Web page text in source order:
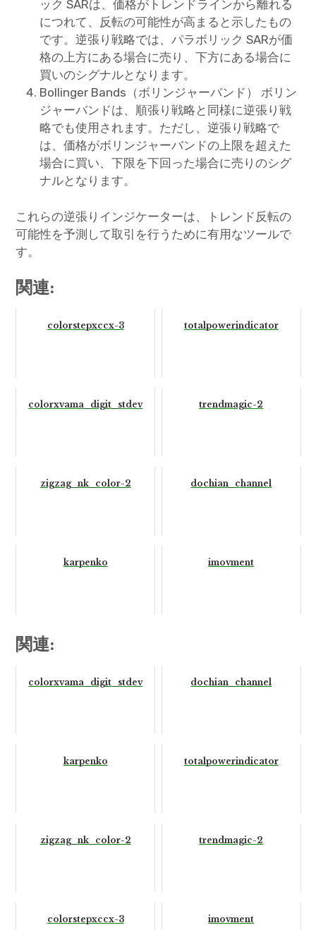
ック SARは、価格がトレンドラインから離れる
につれて、反転の可能性が高まると示したもの
です。逆張り戦略では、パラボリック SARが価
格の上方にある場合に売り、下方にある場合に
買いのシグナルとなります。
Bollinger Bands（ボリンジャーバンド） ボリン
ジャーバンドは、順張り戦略と同様に逆張り戦
略でも使用されます。ただし、逆張り戦略で
は、価格がボリンジャーバンドの上限を超えた
場合に買い、下限を下回った場合に売りのシグ
ナルとなります。
これらの逆張りインジケーターは、トレンド反転の
可能性を予測して取引を行うために有用なツールで
す。
関連:
colorstepxccx-3 totalpowerindicator
colorxvama_digit_stdev trendmagic-2
zigzag_nk_color-2 dochian_channel
karpenko imovment
関連:
colorxvama_digit_stdev dochian_channel
karpenko totalpowerindicator
zigzag_nk_color-2 trendmagic-2
colorstepxccx-3 imovment